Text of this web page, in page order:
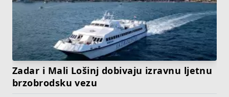
Zadar i Mali Lošinj dobivaju izravnu ljetnu
brzobrodsku vezu